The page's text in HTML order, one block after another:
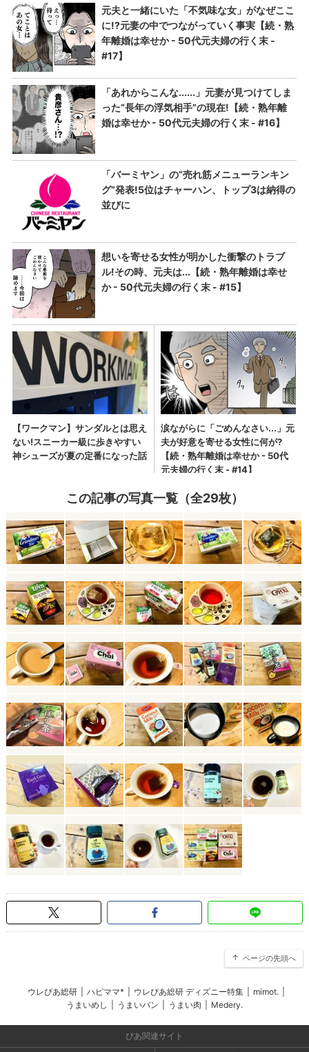
この記事の写真一覧（全29枚）
ページの先頭へ
ウレぴあ総研 ハピママ* ウレぴあ総研 ディズニー特集 mimot.
うまいめし
うまいパン うまい肉 Medery.
ぴあ関連サイト